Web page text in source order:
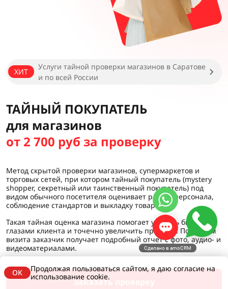
ХИТ
Услуги тайной проверки магазинов в Саратове
и по всей России
ТАЙНЫЙ ПОКУПАТЕЛЬ
для магазинов
от 2 700 руб за проверку
Метод скрытой проверки магазинов, супермаркетов и
торговых сетей, при котором тайный покупатель (mystery
shopper, секретный или таинственный покупатель) под
видом обычного посетителя оценивает работу персонала,
соблюдение стандартов и выкладку товара.
Такая тайная оценка магазина помогает увидеть бизнес
глазами клиента и точечно увеличить продажи. По итогам
визита заказчик получает подробный отчет с фото, аудио- и
видеоматериалами.
Заказать проверку
OK
Продолжая пользоваться сайтом, я даю согласие на
использование cookie.
Сделано в amoCRM